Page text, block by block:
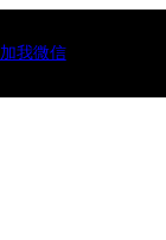
加我微信